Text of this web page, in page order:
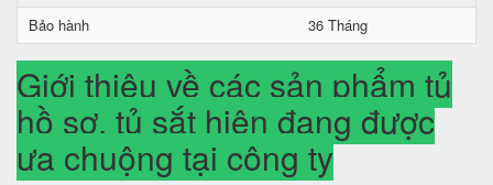
Bảo hành
36 Tháng
Giới thiệu về các sản phẩm tủ
hồ sơ, tủ sắt hiện đang được
ưa chuộng tại công ty